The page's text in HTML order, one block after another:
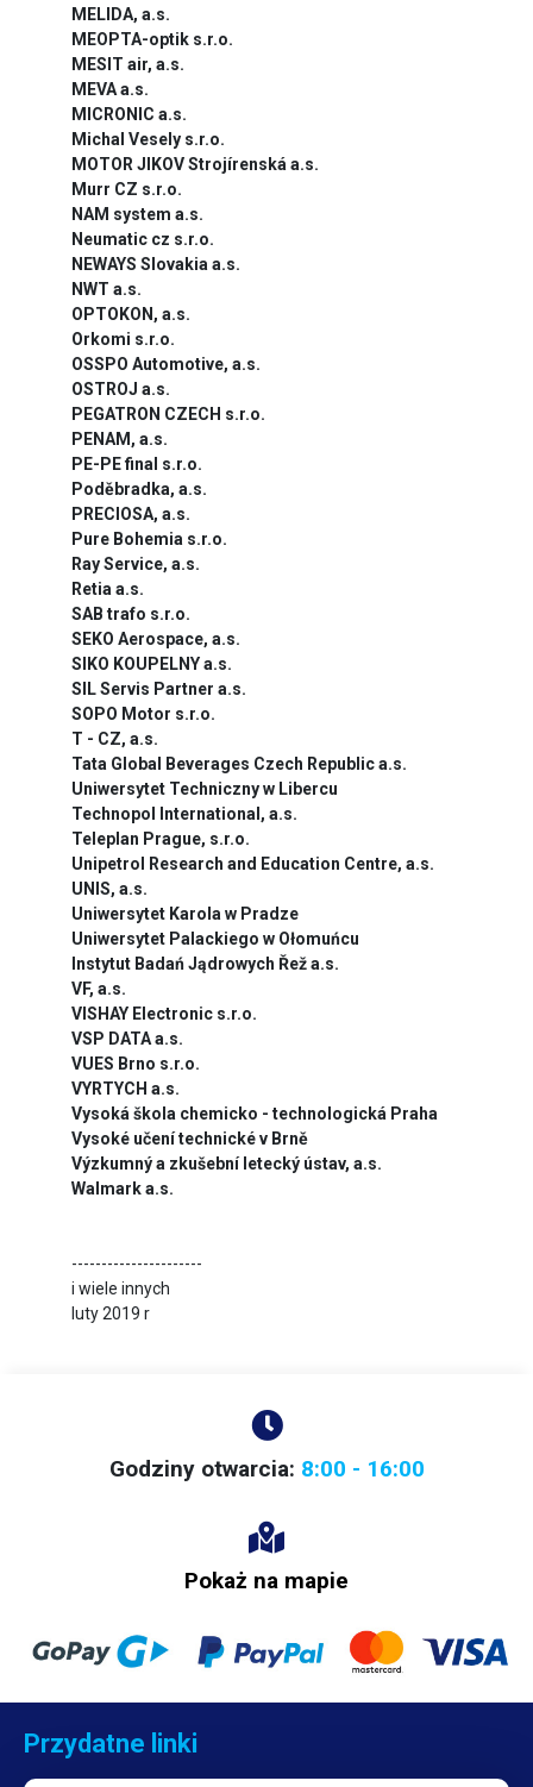
MELIDA, a.s.
MEOPTA-optik s.r.o.
MESIT air, a.s.
MEVA a.s.
MICRONIC a.s.
Michal Vesely s.r.o.
MOTOR JIKOV Strojírenská a.s.
Murr CZ s.r.o.
NAM system a.s.
Neumatic cz s.r.o.
NEWAYS Slovakia a.s.
NWT a.s.
OPTOKON, a.s.
Orkomi s.r.o.
OSSPO Automotive, a.s.
OSTROJ a.s.
PEGATRON CZECH s.r.o.
PENAM, a.s.
PE-PE final s.r.o.
Poděbradka, a.s.
PRECIOSA, a.s.
Pure Bohemia s.r.o.
Ray Service, a.s.
Retia a.s.
SAB trafo s.r.o.
SEKO Aerospace, a.s.
SIKO KOUPELNY a.s.
SIL Servis Partner a.s.
SOPO Motor s.r.o.
T - CZ, a.s.
Tata Global Beverages Czech Republic a.s.
Uniwersytet Techniczny w Libercu
Technopol International, a.s.
Teleplan Prague, s.r.o.
Unipetrol Research and Education Centre, a.s.
UNIS, a.s.
Uniwersytet Karola w Pradze
Uniwersytet Palackiego w Ołomuńcu
Instytut Badań Jądrowych Řež a.s.
VF, a.s.
VISHAY Electronic s.r.o.
VSP DATA a.s.
VUES Brno s.r.o.
VYRTYCH a.s.
Vysoká škola chemicko - technologická Praha
Vysoké učení technické v Brně
Výzkumný a zkušební letecký ústav, a.s.
Walmark a.s.
----------------------
i wiele innych
luty 2019 r
Godziny otwarcia: 8:00 - 16:00
Pokaż na mapie
Przydatne linki